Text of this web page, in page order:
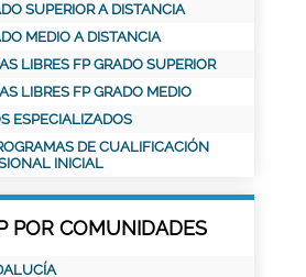
SUPERIOR A DISTANCIA
MEDIO A DISTANCIA
LIBRES FP GRADO SUPERIOR
LIBRES FP GRADO MEDIO
ESPECIALIZADOS
DE CUALIFICACIÓN
INICIAL
POR COMUNIDADES